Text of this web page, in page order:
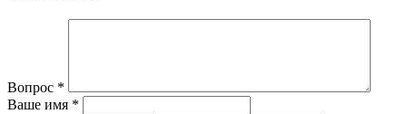
Вопрос *
Ваше имя *